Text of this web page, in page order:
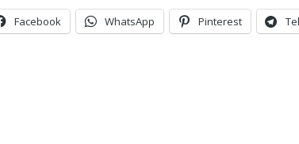
Facebook WhatsApp Pinterest